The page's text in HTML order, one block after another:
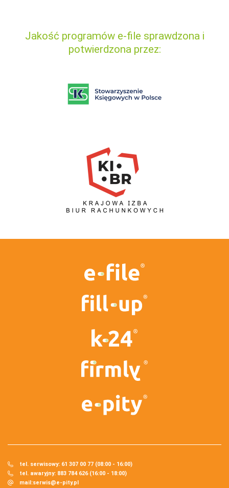
Jakość programów e-file sprawdzona i
potwierdzona przez:
tel. serwisowy: 61 307 00 77 (08:00 - 16:00)
tel. awaryjny: 883 784 626 (16:00 - 18:00)
mail:serwis@e-pity.pl